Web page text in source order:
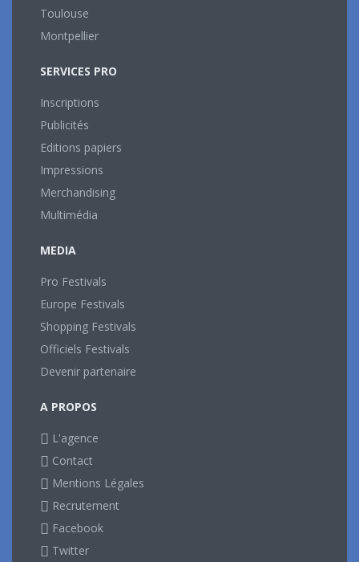
Toulouse
Montpellier
SERVICES PRO
Inscriptions
Publicités
Editions papiers
Impressions
Merchandising
Multimédia
MEDIA
Pro Festivals
Europe Festivals
Shopping Festivals
Officiels Festivals
Devenir partenaire
A PROPOS
L'agence
Contact
Mentions Légales
Recrutement
Facebook
Twitter